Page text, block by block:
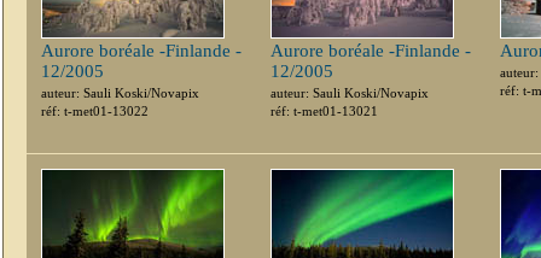
Aurore boréale -Finlande -
12/2005
auteur: Sauli Koski/Novapix
réf: t-met01-13022
Aurore boréale -Finlande -
12/2005
auteur: Sauli Koski/Novapix
réf: t-met01-13021
réf: t-